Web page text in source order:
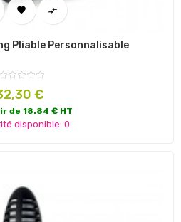
 
Pliable Personnalisable
€
de 18.84 € HT
disponible: 0